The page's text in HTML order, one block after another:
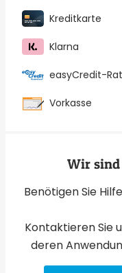
Kreditkarte
Klarna
easyCredit-
Vorkasse
Wir
Benötigen Sie
Kontaktieren Sie
deren